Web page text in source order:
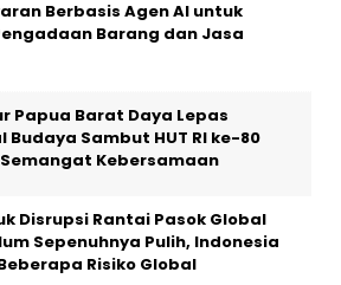
Berbasis Agen AI untuk
Barang dan Jasa
Papua Barat Daya Lepas
Budaya Sambut HUT RI ke-80
Kebersamaan
Disrupsi Rantai Pasok Global
Sepenuhnya Pulih, Indonesia
Risiko Global